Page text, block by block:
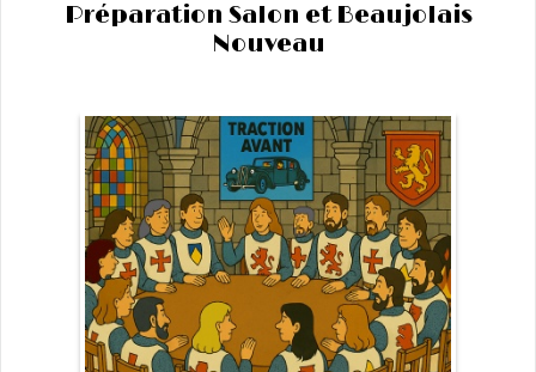
Préparation Salon et Beaujolais
Nouveau